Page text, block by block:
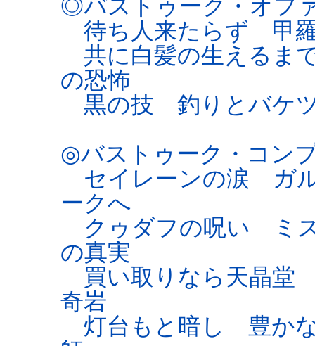
◎バストゥーク・オフ
待ち人来たらず 甲羅
共に白髪の生えるま
の恐怖
黒の技 釣りとバケ
◎バストゥーク・コン
セイレーンの涙 ガ
ークへ
クゥダフの呪い ミ
の真実
買い取りなら天晶堂
奇岩
灯台もと暗し 豊か